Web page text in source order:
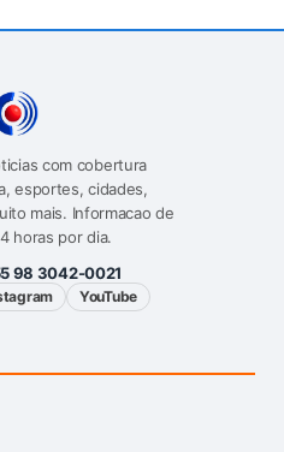
com cobertura
esportes, cidades,
mais. Informacao de
horas por dia.
98 3042-0021
YouTube